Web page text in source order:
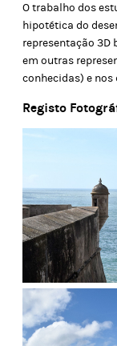
O trabalho dos
hipotética do
representação 3D
em outras
conhecidas) e
Registo